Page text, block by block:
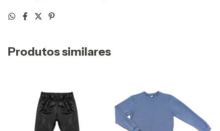
Produtos similares